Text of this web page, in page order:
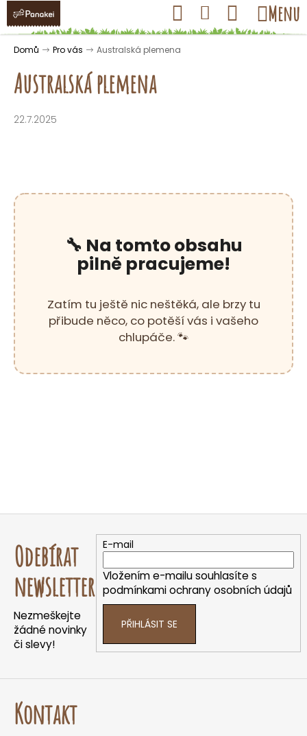
Přejít
obsah
Hledat Přihlášení
Nákupní
košík
Menu
Domů Pro vás Australská plemena
Australská plemena
22.7.2025
🔧 Na tomto obsahu
pilně pracujeme!
Zatím tu ještě nic neštěká, ale brzy tu
přibude něco, co potěší vás i vašeho
chlupáče. 🐾
K
o Zpět
Zpět
t
ř
e
b
u
j
e
t
e
n
a
D
o
p
o
r
č
j
e
Odebírat
newsletter
Nezmeškejte
žádné novinky
či slevy!
E-mail
Vložením e-mailu souhlasíte s
podmínkami ochrany osobních údajů
PŘIHLÁSIT SE
Kontakt